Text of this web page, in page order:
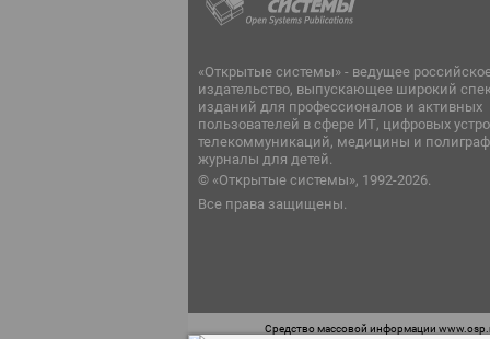
«Открытые системы» - ведущее
издательство, выпускающее широкий
изданий для профессионалов и активных
пользователей в сфере ИТ, цифровых
телекоммуникаций, медицины и
журналы для детей.
© «Открытые системы», 1992-2026.
Все права защищены.
Средство массовой информации